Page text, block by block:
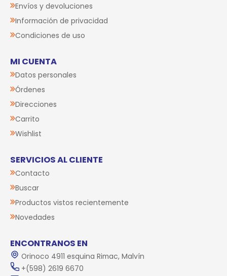
Envíos y devoluciones
Información de privacidad
Condiciones de uso
MI CUENTA
Datos personales
Órdenes
Direcciones
Carrito
Wishlist
SERVICIOS AL CLIENTE
Contacto
Buscar
Productos vistos recientemente
Novedades
ENCONTRANOS EN
Orinoco 4911 esquina Rimac, Malvín
+(598) 2619 6670